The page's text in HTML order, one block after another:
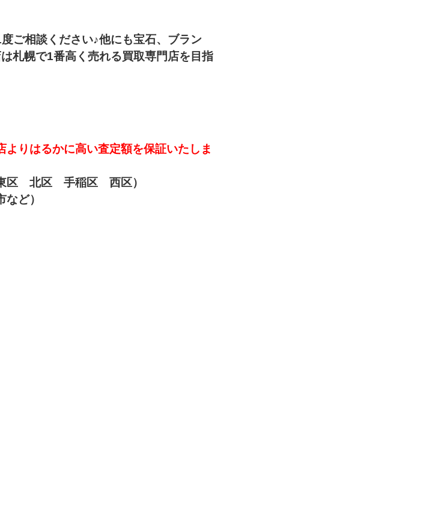
ご相談ください♪他にも宝石、ブラン
札幌で1番高く売れる買取専門店を目指
よりはるかに高い査定額を保証いたしま
区 北区 手稲区 西区）
ど）